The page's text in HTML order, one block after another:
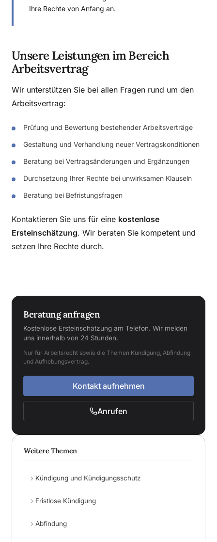
Ihre Rechte von Anfang an.
Unsere Leistungen im Bereich
Arbeitsvertrag
Wir unterstützen Sie bei allen Fragen rund um den
Arbeitsvertrag:
Prüfung und Bewertung bestehender Arbeitsverträge
Gestaltung und Verhandlung neuer Vertragskonditionen
Beratung bei Vertragsänderungen und Ergänzungen
Durchsetzung Ihrer Rechte bei unwirksamen Klauseln
Beratung bei Befristungsfragen
Kontaktieren Sie uns für eine kostenlose
Ersteinschätzung. Wir beraten Sie kompetent und
setzen Ihre Rechte durch.
Beratung anfragen
Kostenlose Ersteinschätzung am Telefon. Wir melden
uns innerhalb von 24 Stunden.
Nur für Arbeitsrecht sowie die Themen Kündigung, Abfindung
und Aufhebungsvertrag.
Kontakt aufnehmen
Anrufen
Weitere Themen
Kündigung und Kündigungsschutz
Fristlose Kündigung
Abfindung